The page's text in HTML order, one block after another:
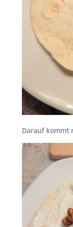
Darauf kommt